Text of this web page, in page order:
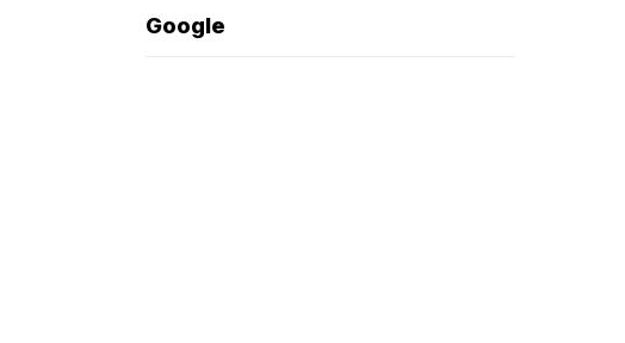
Google